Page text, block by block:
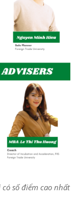
số điểm cao nhất